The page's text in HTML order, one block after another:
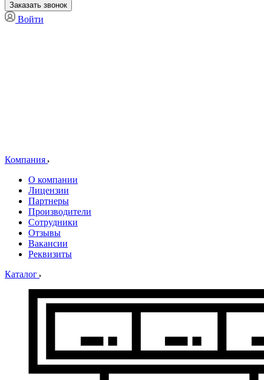
Заказать звонок
Войти
Компания
О компании
Лицензии
Партнеры
Производители
Сотрудники
Отзывы
Вакансии
Реквизиты
Каталог